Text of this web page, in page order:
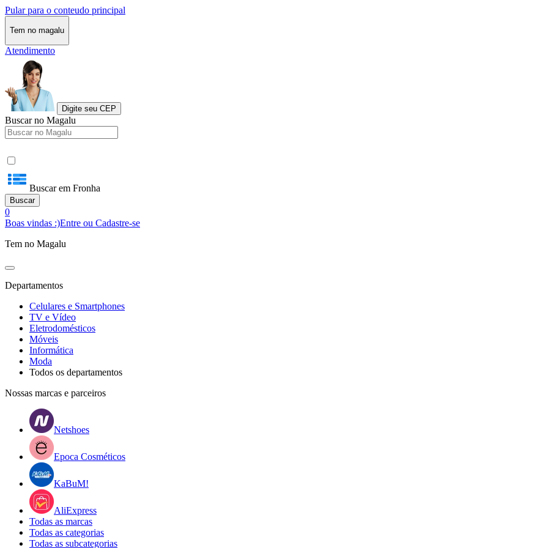
Pular para o conteudo principal
Tem no magalu
Atendimento
Digite seu CEP
Buscar no Magalu
Buscar em Fronha
Buscar
0
Boas vindas :)Entre ou Cadastre-se
Tem no Magalu
Departamentos
Celulares e Smartphones
TV e Vídeo
Eletrodomésticos
Móveis
Informática
Moda
Todos os departamentos
Nossas marcas e parceiros
Netshoes
Epoca Cosméticos
KaBuM!
AliExpress
Todas as marcas
Todas as categorias
Todas as subcategorias